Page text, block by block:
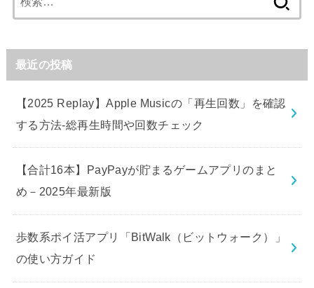
索:
最近の投稿
【2025 Replay】Apple Musicの「再生回数」を確認
する方法-総再生時間や回数チェック
【合計16本】PayPayが貯まるゲームアプリのまと
め－2025年最新版
歩数系ポイ活アプリ「BitWalk（ビットウォーク）」
の使い方ガイド